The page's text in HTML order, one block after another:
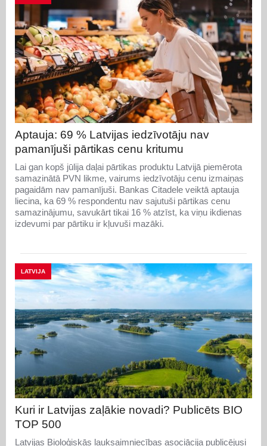
Aptauja: 69 % Latvijas iedzīvotāju nav
pamanījuši pārtikas cenu kritumu
Lai gan kopš jūlija daļai pārtikas produktu Latvijā piemērota
samazinātā PVN likme, vairums iedzīvotāju cenu izmaiņas
pagaidām nav pamanījuši. Bankas Citadele veiktā aptauja
liecina, ka 69 % respondentu nav sajutuši pārtikas cenu
samazinājumu, savukārt tikai 16 % atzīst, ka viņu ikdienas
izdevumi par pārtiku ir kļuvuši mazāki.
LATVIJA
Kuri ir Latvijas zaļākie novadi? Publicēts BIO
TOP 500
Latvijas Bioloģiskās lauksaimniecības asociācija publicējusi